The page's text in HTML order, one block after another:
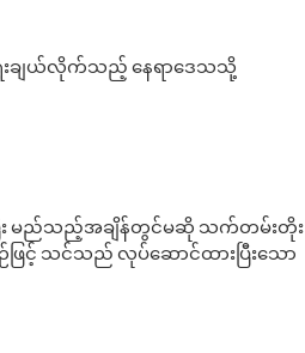
ေးချယ်လိုက်သည့် နေရာဒေသသို့
င်ပြီး မည်သည့်အချိန်တွင်မဆို သက်တမ်းတိုး
ြင့် သင်သည် လုပ်ဆောင်ထားပြီးသော